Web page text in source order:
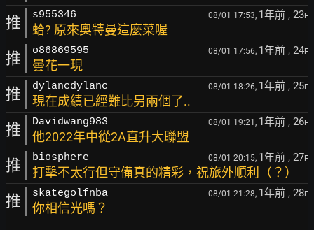
推 s955346 08/01 17:53, 1年前 , 23F
蛤? 原來奧特曼這麼菜喔
推 o86869595 08/01 17:56, 1年前 , 24F
曇花一現
推 dylancdylanc 08/01 18:26, 1年前 , 25F
現在成績已經難比另兩個了..
推 Davidwang983 08/01 19:21, 1年前 , 26F
他2022年中從2A直升大聯盟
推 biosphere 08/01 20:15, 1年前 , 27F
打擊不太行但守備真的精彩，祝旅外順利（？）
推 skategolfnba 08/01 21:28, 1年前 , 28F
你相信光嗎？